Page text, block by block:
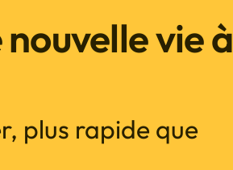
vie à
plus rapide que